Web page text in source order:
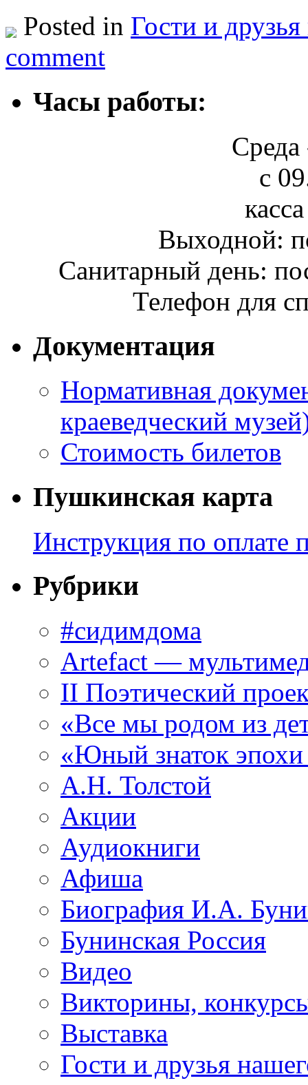
Posted in Гости и
comment
Часы работы:
Среда
с
Выходной:
Санитарный день:
Телефон для
Документация
Нормативная
краеведческий
Стоимость билетов
Пушкинская карта
Инструкция по оплате
Рубрики
#сидимдома
Artefact —
II Поэтический
«Все мы родом из
«Юный знаток
А.Н. Толстой
Акции
Аудиокниги
Афиша
Биография И.А.
Бунинская Россия
Видео
Викторины,
Выставка
Гости и друзья